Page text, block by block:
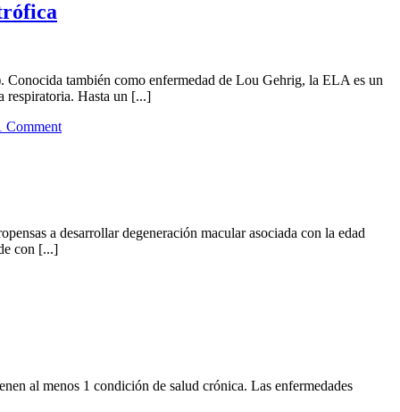
Conocida también como enfermedad de Lou Gehrig, la ELA es un
respiratoria. Hasta un [...]
Comment
a desarrollar degeneración macular asociada con la edad
con [...]
al menos 1 condición de salud crónica. Las enfermedades